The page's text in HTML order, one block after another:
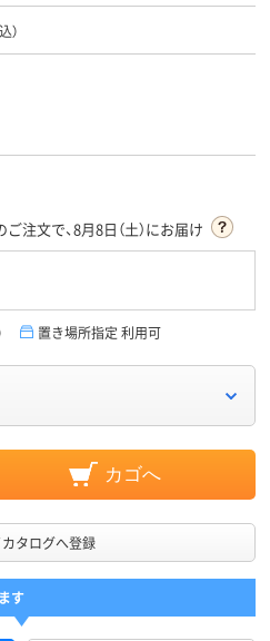
）
注文で、8月8日（土）にお届け
置き場所指定 利用可
カゴへ
タログへ登録
す